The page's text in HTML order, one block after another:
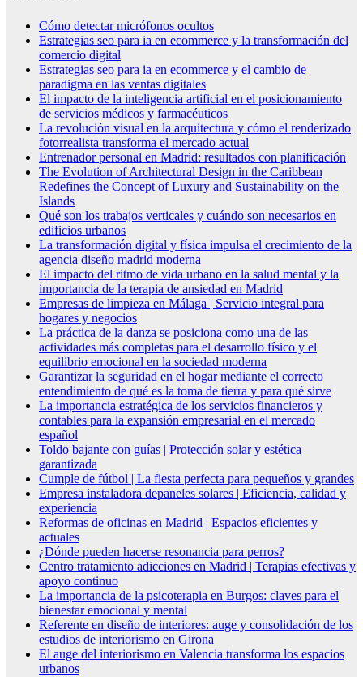
Cómo detectar micrófonos ocultos
Estrategias seo para ia en ecommerce y la transformación del
comercio digital
Estrategias seo para ia en ecommerce y el cambio de
paradigma en las ventas digitales
El impacto de la inteligencia artificial en el posicionamiento
de servicios médicos y farmacéuticos
La revolución visual en la arquitectura y cómo el renderizado
fotorrealista transforma el mercado actual
Entrenador personal en Madrid: resultados con planificación
The Evolution of Architectural Design in the Caribbean
Redefines the Concept of Luxury and Sustainability on the
Islands
Qué son los trabajos verticales y cuándo son necesarios en
edificios urbanos
La transformación digital y física impulsa el crecimiento de la
agencia diseño madrid moderna
El impacto del ritmo de vida urbano en la salud mental y la
importancia de la terapia de ansiedad en Madrid
Empresas de limpieza en Málaga | Servicio integral para
hogares y negocios
La práctica de la danza se posiciona como una de las
actividades más completas para el desarrollo físico y el
equilibrio emocional en la sociedad moderna
Garantizar la seguridad en el hogar mediante el correcto
entendimiento de qué es la toma de tierra y para qué sirve
La importancia estratégica de los servicios financieros y
contables para la expansión empresarial en el mercado
español
Toldo bajante con guías | Protección solar y estética
garantizada
Cumple de fútbol | La fiesta perfecta para pequeños y grandes
Empresa instaladora depaneles solares | Eficiencia, calidad y
experiencia
Reformas de oficinas en Madrid | Espacios eficientes y
actuales
¿Dónde pueden hacerse resonancia para perros?
Centro tratamiento adicciones en Madrid | Terapias efectivas y
apoyo continuo
La importancia de la psicoterapia en Burgos: claves para el
bienestar emocional y mental
Referente en diseño de interiores: auge y consolidación de los
estudios de interiorismo en Girona
El auge del interiorismo en Valencia transforma los espacios
urbanos